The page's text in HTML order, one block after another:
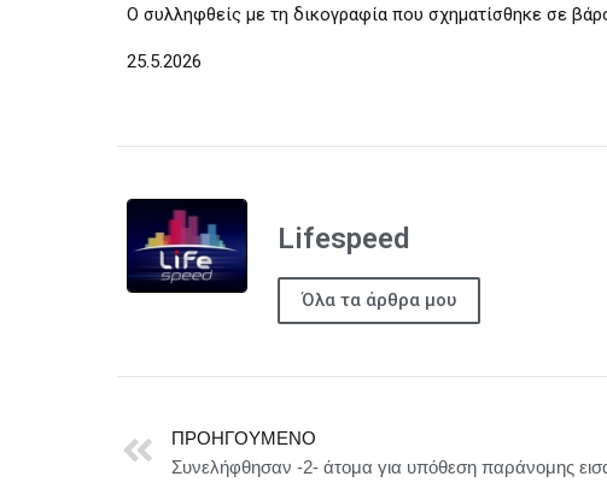
Ο συλληφθείς με τη δικογραφία που σχηματίσθηκε σε
25.5.2026
Lifespeed
Όλα τα άρθρα μου
ΠΡΟΗΓΟΎΜΕΝΟ